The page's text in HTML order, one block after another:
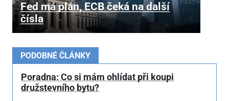
Fed má plán, ECB čeká na další
čísla
PODOBNÉ ČLÁNKY
Poradna: Co si mám ohlídat při koupi
družstevního bytu?